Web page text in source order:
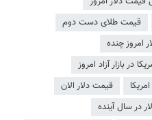
قیمت طلای دست دوم
امروز چنده
در بازار آزاد امروز
قیمت دلار الان
در سال آینده